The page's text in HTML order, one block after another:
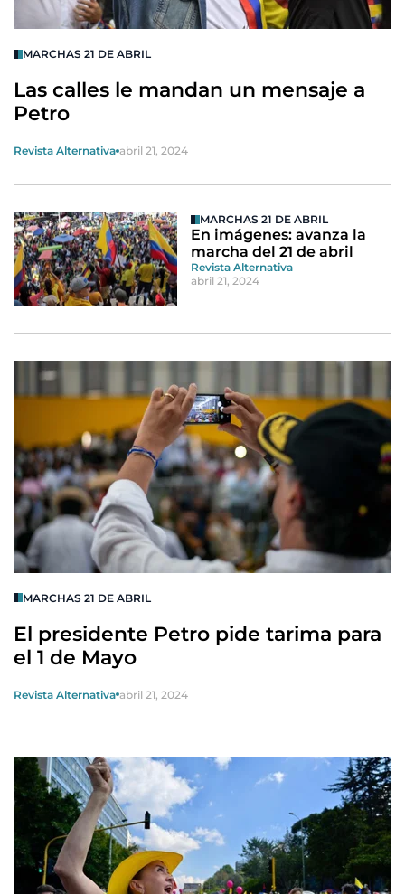
MARCHAS 21 DE ABRIL
Las calles le mandan un mensaje a
Petro
Revista Alternativa abril 21, 2024
MARCHAS 21 DE ABRIL
En imágenes: avanza la
marcha del 21 de abril
Revista Alternativa
abril 21, 2024
MARCHAS 21 DE ABRIL
El presidente Petro pide tarima para
el 1 de Mayo
Revista Alternativa abril 21, 2024